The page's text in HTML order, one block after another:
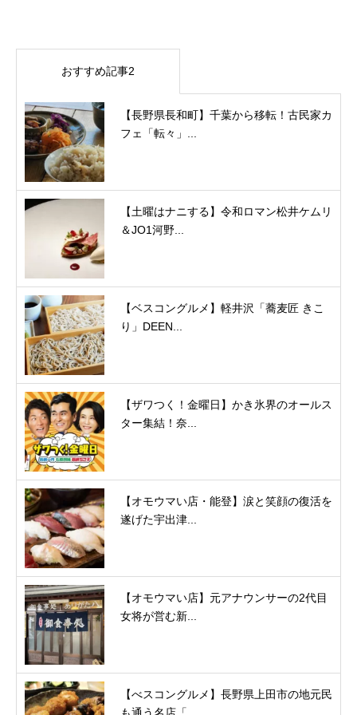
おすすめ記事2
【長野県長和町】千葉から移転！古民家カ
フェ「転々」...
【土曜はナニする】令和ロマン松井ケムリ
＆JO1河野...
【ベスコングルメ】軽井沢「蕎麦匠 きこ
り」DEEN...
【ザワつく！金曜日】かき氷界のオールス
ター集結！奈...
【オモウマい店・能登】涙と笑顔の復活を
遂げた宇出津...
【オモウマい店】元アナウンサーの2代目
女将が営む新...
【べスコングルメ】長野県上田市の地元民